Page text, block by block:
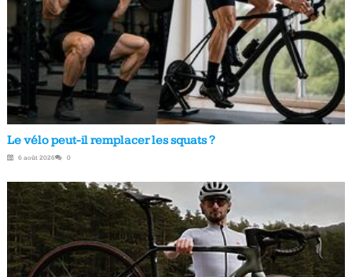
Le vélo peut-il remplacer les squats ?
6 août 2026 0